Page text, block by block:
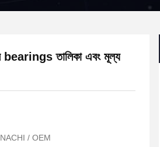
bearings তালিকা এবং মূল্য
NACHI / OEM